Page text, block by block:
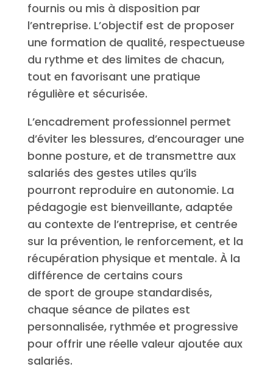
fournis ou mis à disposition par
l’entreprise. L’objectif est de proposer
une formation de qualité, respectueuse
du rythme et des limites de chacun,
tout en favorisant une pratique
régulière et sécurisée.
L’encadrement professionnel permet
d’éviter les blessures, d’encourager une
bonne posture, et de transmettre aux
salariés des gestes utiles qu’ils
pourront reproduire en autonomie. La
pédagogie est bienveillante, adaptée
au contexte de l’entreprise, et centrée
sur la prévention, le renforcement, et la
récupération physique et mentale. À la
différence de certains cours
de sport de groupe standardisés,
chaque séance de pilates est
personnalisée, rythmée et progressive
pour offrir une réelle valeur ajoutée aux
salariés.